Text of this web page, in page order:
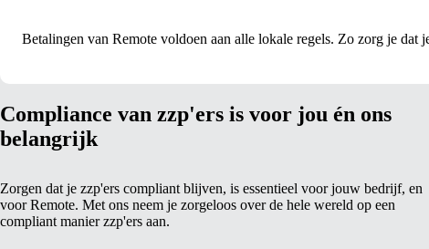
Betalingen van Remote voldoen aan alle lokale regels. Zo zorg je
Compliance van zzp'ers is voor jou én ons
belangrijk
Zorgen dat je zzp'ers compliant blijven, is essentieel voor jouw bedrijf, en
voor Remote. Met ons neem je zorgeloos over de hele wereld op een
compliant manier zzp'ers aan.